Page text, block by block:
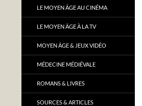
LE MOYEN ÂGE AU CINÉMA
LE MOYEN ÂGE À LA TV
MOYEN ÂGE & JEUX VIDÉO
MÉDECINE MÉDIÉVALE
ROMANS & LIVRES
SOURCES & ARTICLES